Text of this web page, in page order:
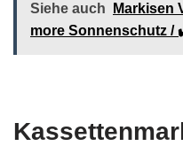
Siehe auch
Markisen
more Sonnenschutz /